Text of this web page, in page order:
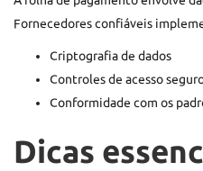
Fornecedores confiáveis
Criptografia de dados
Controles de acesso
Conformidade com os
Dicas